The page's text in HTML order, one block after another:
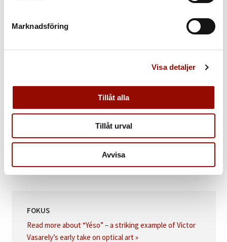
Marknadsföring
Visa detaljer
Tillåt alla
Tillåt urval
Avvisa
Vasarely and signed and dated Vasarely 1950‑55 on the reverse.
Oil on canvas, 65 x 60 cm.
The collection of printer and former printing house owner Rune
Jernström (1933-2021), Stockholm.
Thence by descent to the present owner.
FOKUS
Read more about “Yéso” – a striking example of Victor
Vasarely’s early take on optical art »